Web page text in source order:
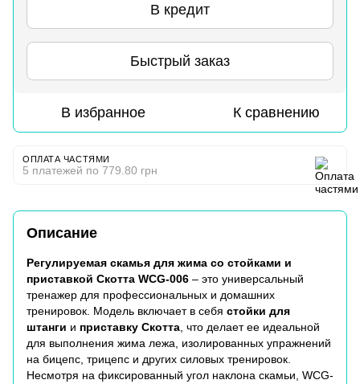
В кредит
Быстрый заказ
В избранное К сравнению
ОПЛАТА ЧАСТЯМИ
5 платежей по 779.80 грн
Описание
Регулируемая скамья для жима со стойками и
приставкой Скотта WCG-006 – это универсальный
тренажер для профессиональных и домашних
тренировок. Модель включает в себя стойки для
штанги и приставку Скотта , что делает ее идеальной
для выполнения жима лежа, изолированных упражнений
на бицепс, трицепс и других силовых тренировок.
Несмотря на фиксированный угол наклона скамьи, WCG-